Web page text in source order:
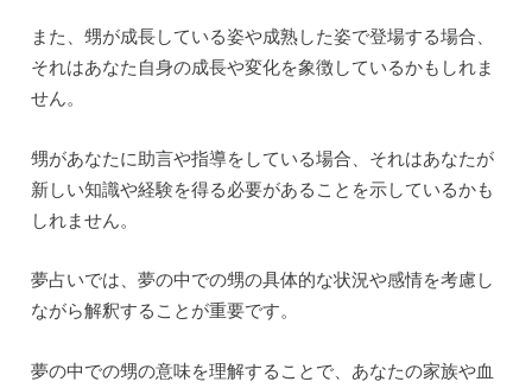
また、甥が成長している姿や成熟した姿で登場する場合、
それはあなた自身の成長や変化を象徴しているかもしれま
せん。
甥があなたに助言や指導をしている場合、それはあなたが
新しい知識や経験を得る必要があることを示しているかも
しれません。
夢占いでは、夢の中での甥の具体的な状況や感情を考慮し
ながら解釈することが重要です。
夢の中での甥の意味を理解することで、あなたの家族や血